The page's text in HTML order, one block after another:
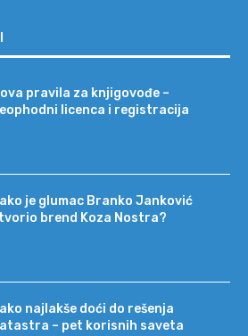
pravila za knjigovođe –
licenca i registracija
je glumac Branko Janković
brend Koza Nostra?
najlakše doći do rešenja
– pet korisnih saveta